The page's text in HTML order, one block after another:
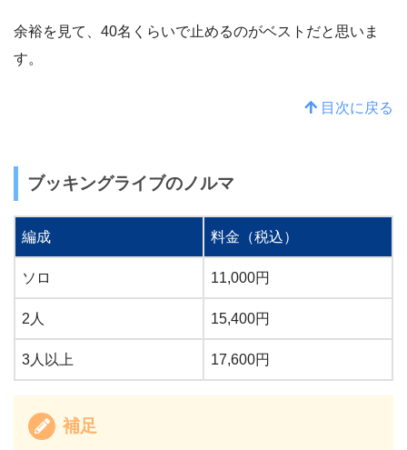
余裕を見て、40名くらいで止めるのがベストだと思いま
す。
目次に戻る
ブッキングライブのノルマ
編成 料金（税込）
ソロ 11,000円
2人 15,400円
3人以上 17,600円
補足